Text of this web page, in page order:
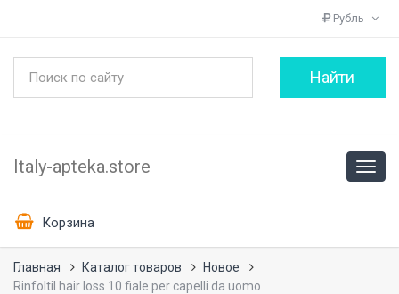
Рубль
Italy-apteka.store
Корзина
Главная Каталог товаров
Новое
Rinfoltil hair loss 10 fiale per capelli da uomo